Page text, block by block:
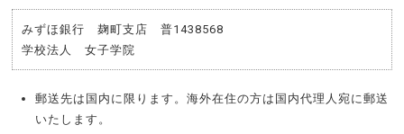
みずほ銀行 麹町支店 普1438568
学校法人 女子学院
郵送先は国内に限ります。海外在住の方は国内代理人宛に郵送
いたします。